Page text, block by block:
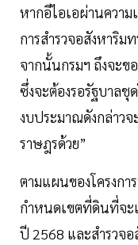
หากอีไอเอผ่านควา
การสำรวจอสังหาริ
จากนั้นกรมฯ ถึงจะข
ซึ่งจะต้องรอรัฐบาล
งบประมาณดังกล่าว
ราษฎรด้วย”
ตามแผนของโครงกา
กำหนดเขตที่ดินที่จะ
ปี 2568 และสำรวจ